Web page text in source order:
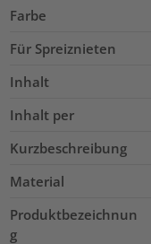
Farbe
Für Spreiznieten
Inhalt
Inhalt per
Kurzbeschreibung
Material
Produktbezeichnun
g